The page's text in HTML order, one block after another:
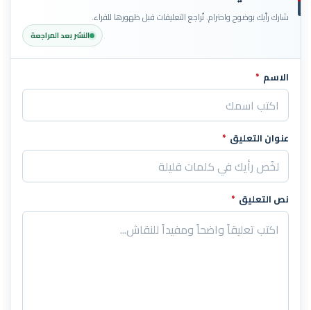
شارك رأيك بوضوح واحترام. تُراجع التعليقات قبل ظهورها للقراء.
النشر بعد المراجعة
اترك هذا الحقل فارغاً
الاسم *
عنوان التعليق *
نص التعليق *